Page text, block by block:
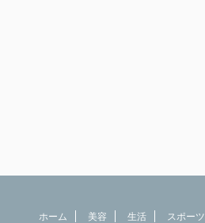
ホーム 美容 生活 スポーツ